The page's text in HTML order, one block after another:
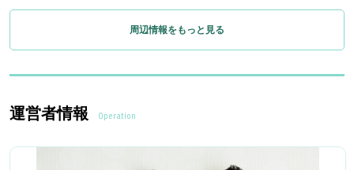
周辺情報をもっと見る
運営者情報 Operation